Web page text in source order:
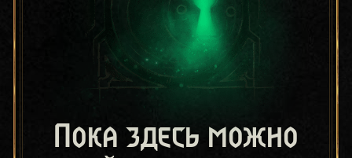
Пока здесь можно